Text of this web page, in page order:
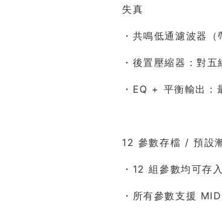
失真
・共鳴低通濾波器
・後置壓縮器：對
・EQ + 平衡輸出
12 參數存檔 / 預設
・12 組參數均可存
・所有參數支援